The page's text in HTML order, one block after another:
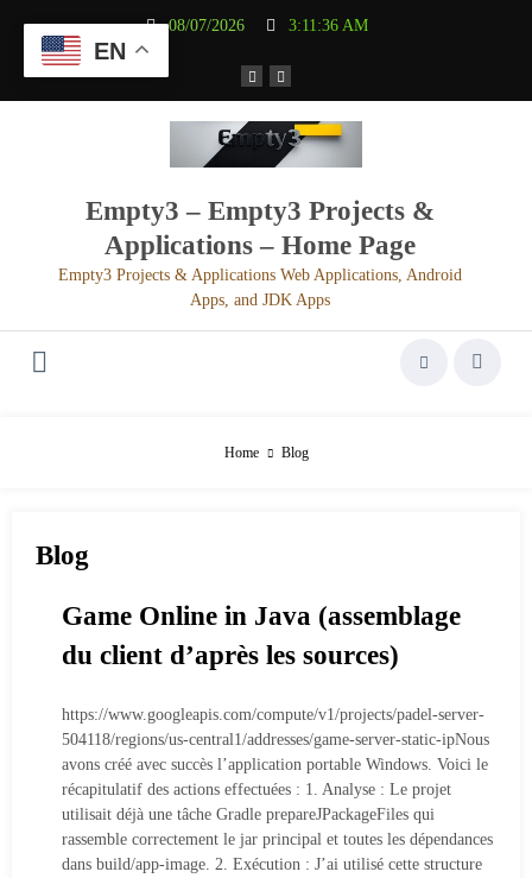
contenu
08/07/2026 3:11:36 AM
Empty3 – Empty3 Projects &
Applications – Home Page
Empty3 Projects & Applications Web Applications, Android
Apps, and JDK Apps
Home Blog
Blog
Game Online in Java (assemblage
du client d’après les sources)
https://www.googleapis.com/compute/v1/projects/padel-server-
504118/regions/us-central1/addresses/game-server-static-ipNous
avons créé avec succès l’application portable Windows. Voici le
récapitulatif des actions effectuées : 1. Analyse : Le projet
utilisait déjà une tâche Gradle prepareJPackageFiles qui
rassemble correctement le jar principal et toutes les dépendances
dans build/app-image. 2. Exécution : J’ai utilisé cette structure
EN